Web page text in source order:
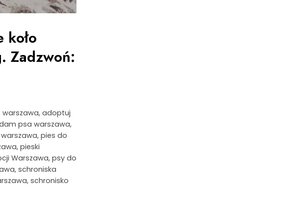
Zadzwoń:
, adoptuj
psa warszawa,
, pies do
, pieski
Warszawa, psy do
, schroniska
, schronisko